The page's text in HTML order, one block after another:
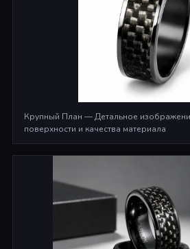
Крупный План — Детальное
поверхности и качества материала